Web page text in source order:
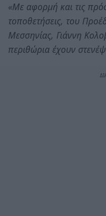
«Με αφορμή και τις
τοποθετήσεις, του
Μεσσηνίας, Γιάννη
περιθώρια έχουν